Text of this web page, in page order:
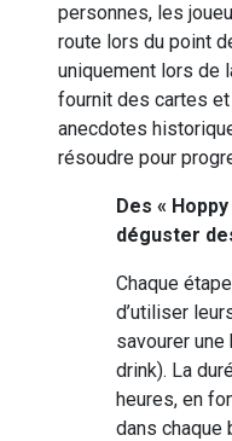
personnes, les
route lors du point
uniquement lors de
fournit des cartes
anecdotes
résoudre pour
Des «
déguster
Chaque
d’utiliser
savourer
drink). La
heures, en
dans chaque